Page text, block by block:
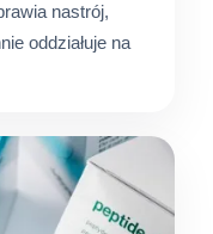
nastrój,
oddziałuje na